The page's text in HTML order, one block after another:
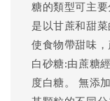
糖的類型可主
是以甘蔗和甜
使食物帶甜味，
白砂糖:由蔗糖
度白糖。 無添